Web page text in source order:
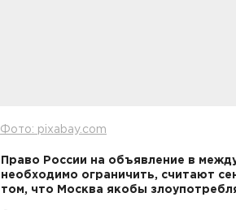
Фото: pixabay.com
Право России на объявление в
необходимо ограничить, считают
том, что Москва якобы